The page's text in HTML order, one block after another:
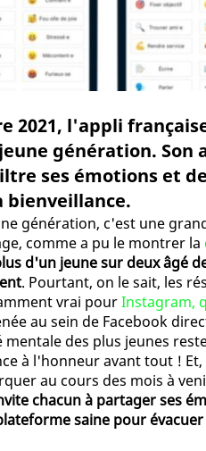
2021, l'appli
génération. Son
ses émotions et
bienveillance.
génération, c'est une
comme a pu le montrer la
d'un jeune sur deux âgé
. Pourtant, on le sait, les
vrai pourInstagram,
au sein de Facebook
des plus jeunes
à l'honneur avant tout !
au cours des mois à
chacun à partager ses
saine pour